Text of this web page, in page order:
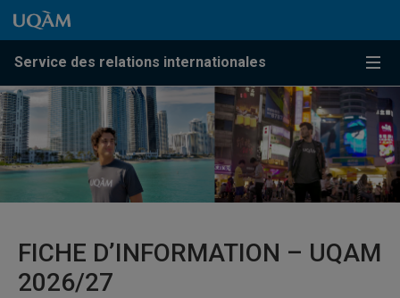
Passer au contenu
Accéder au menu principal
Accéder à la recherche
Passer au contenu
Accéder au menu principal
Service des relations internationales
Menu
FICHE D’INFORMATION – UQAM
2026/27